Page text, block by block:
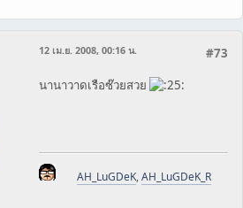
#73
12 เม.ย. 2008, 00:16 น.
นานาวาดเรือซ๊วยสวย
AH_LuGDeK,AH_LuGDeK_R